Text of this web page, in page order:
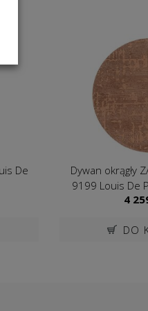
De
Dywan okrągły
9199 Louis De
4
DO